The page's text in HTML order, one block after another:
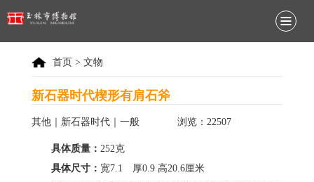
首页 > 文物
新石器时代楔形有肩石斧
其他｜新石器时代｜一般 浏览：22507
具体质量： 252克
具体尺寸： 宽7.1 厚0.9 高20.6厘米